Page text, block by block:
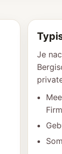
Je